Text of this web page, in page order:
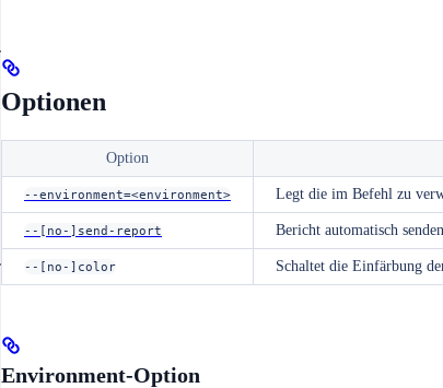
Optionen
Option
--environment=<environment> Legt die im Befehl zu
--[no-]send-report Bericht automatisch
--[no-]color Schaltet die Einfärbung
Environment-Option